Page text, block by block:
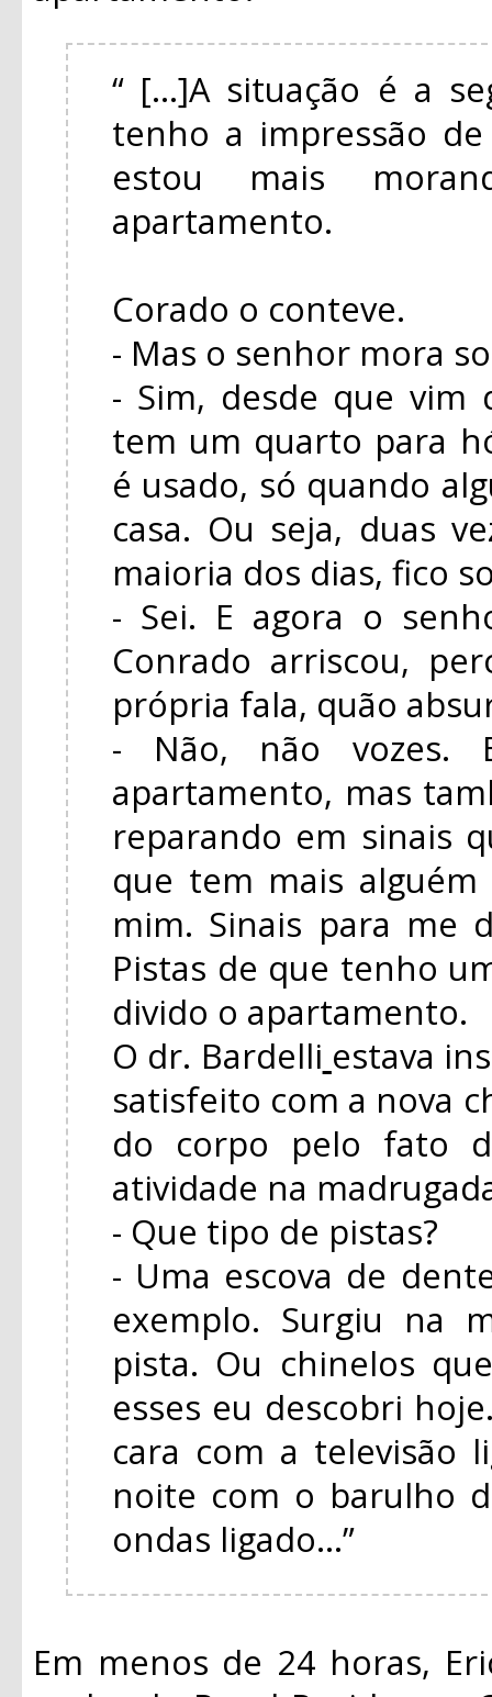
“ [...]A situação é a
tenho a impressão
estou mais
apartamento.
Corado o conteve.
- Mas o senhor mora
- Sim, desde que vim
tem um quarto para
é usado, só quando
casa. Ou seja, duas
maioria dos dias, fico
- Sei. E agora o
Conrado arriscou,
própria fala, quão
- Não, não vozes.
apartamento, mas
reparando em sinais
que tem mais
mim. Sinais para me
Pistas de que tenho
divido o apartamento.
O dr. Bardelli estava
satisfeito com a nova
do corpo pelo fato
atividade na
- Que tipo de pistas?
- Uma escova de
exemplo. Surgiu na
pista. Ou chinelos
esses eu descobri
cara com a televisão
noite com o barulho
ondas ligado...”
Em menos de 24 horas,